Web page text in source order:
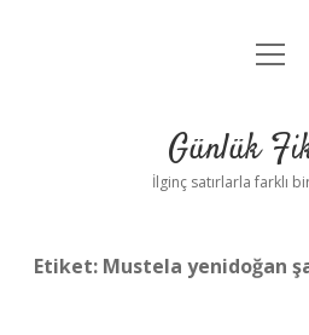
Anasayfa
Yasal
Günlük
İlginç satırlarla farklı bir
Etiket: Mustela yenidoğan